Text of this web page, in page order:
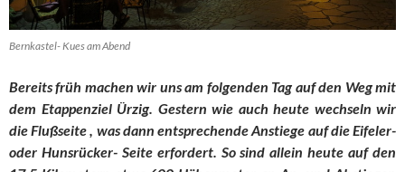
Bernkastel- Kues am Abend
Bereits früh machen wir uns am folgenden Tag auf den Weg mit
dem Etappenziel Ürzig. Gestern wie auch heute wechseln wir
die Flußseite , was dann entsprechende Anstiege auf die Eifeler-
oder Hunsrücker- Seite erfordert. So sind allein heute auf den